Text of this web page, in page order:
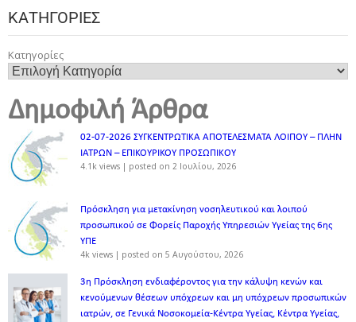
ΚΑΤΗΓΟΡΊΕΣ
Κατηγορίες
Δημοφιλή Άρθρα
02-07-2026 ΣΥΓΚΕΝΤΡΩΤΙΚΑ ΑΠΟΤΕΛΕΣΜΑΤΑ ΛΟΙΠΟΥ – ΠΛΗΝ
ΙΑΤΡΩΝ – ΕΠΙΚΟΥΡΙΚΟΥ ΠΡΟΣΩΠΙΚOY
4.1k views | posted on 2 Ιουλίου, 2026
Πρόσκληση για μετακίνηση νοσηλευτικού και λοιπού
προσωπικού σε Φορείς Παροχής Υπηρεσιών Υγείας της 6ης
ΥΠΕ
4k views | posted on 5 Αυγούστου, 2026
3η Πρόσκληση ενδιαφέροντος για την κάλυψη κενών και
κενούμενων θέσεων υπόχρεων και μη υπόχρεων προσωπικών
ιατρών, σε Γενικά Νοσοκομεία-Κέντρα Υγείας, Κέντρα Υγείας,